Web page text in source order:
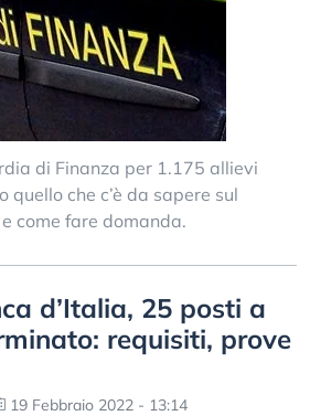
di Finanza per 1.175 allievi
quello che c’è da sapere sul
come fare domanda.
d’Italia, 25 posti a
requisiti, prove
19 Febbraio 2022 - 13:14